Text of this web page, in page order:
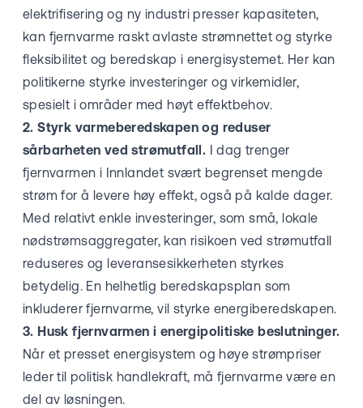
elektrifisering og ny industri presser kapasiteten,
kan fjernvarme raskt avlaste strømnettet og styrke
fleksibilitet og beredskap i energisystemet. Her kan
politikerne styrke investeringer og virkemidler,
spesielt i områder med høyt effektbehov.
2. Styrk varmeberedskapen og reduser
sårbarheten ved strømutfall. I dag trenger
fjernvarmen i Innlandet svært begrenset mengde
strøm for å levere høy effekt, også på kalde dager.
Med relativt enkle investeringer, som små, lokale
nødstrømsaggregater, kan risikoen ved strømutfall
reduseres og leveransesikkerheten styrkes
betydelig. En helhetlig beredskapsplan som
inkluderer fjernvarme, vil styrke energiberedskapen.
3. Husk fjernvarmen i energipolitiske beslutninger.
Når et presset energisystem og høye strømpriser
leder til politisk handlekraft, må fjernvarme være en
del av løsningen.